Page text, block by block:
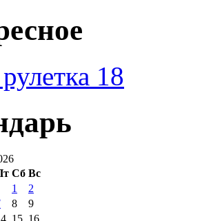
18
Сб Вс
1
2
8
9
15 16